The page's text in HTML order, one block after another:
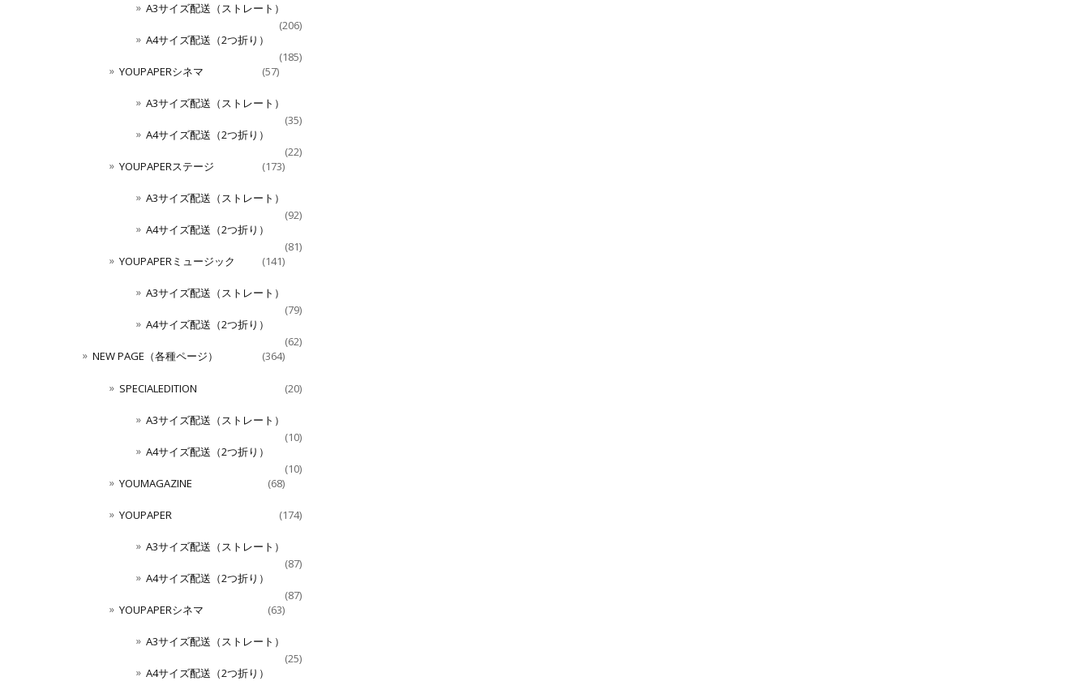
A3サイズ配送（ストレート）
(206)
A4サイズ配送（2つ折り）
(185)
YOUPAPERシネマ
(57)
A3サイズ配送（ストレート）
(35)
A4サイズ配送（2つ折り）
(22)
YOUPAPERステージ
(173)
A3サイズ配送（ストレート）
(92)
A4サイズ配送（2つ折り）
(81)
YOUPAPERミュージック
(141)
A3サイズ配送（ストレート）
(79)
A4サイズ配送（2つ折り）
(62)
NEW PAGE（各種ページ）
(364)
SPECIALEDITION (20)
A3サイズ配送（ストレート）
(10)
A4サイズ配送（2つ折り）
(10)
YOUMAGAZINE
(68)
YOUPAPER (174)
A3サイズ配送（ストレート）
(87)
A4サイズ配送（2つ折り）
(87)
YOUPAPERシネマ
(63)
A3サイズ配送（ストレート）
(25)
A4サイズ配送（2つ折り）